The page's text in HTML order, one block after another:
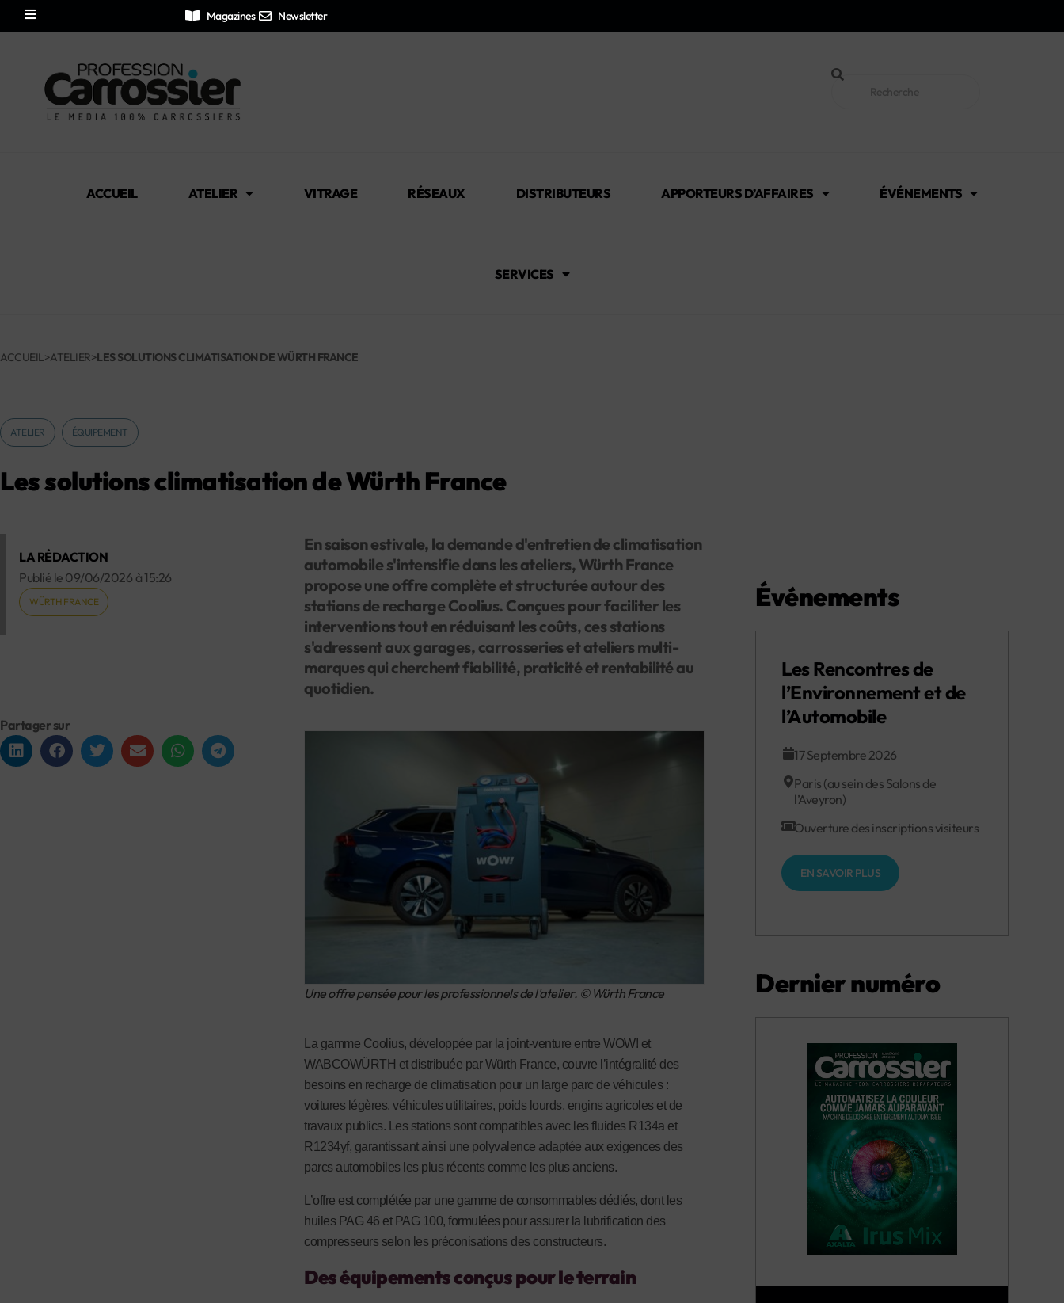
Magazines Newsletter
ACCUEIL ATELIER VITRAGE RÉSEAUX DISTRIBUTEURS APPORTEURS D’AFFAIRES ÉVÉNEMENTS
SERVICES
ACCUEIL >ATELIER>LES SOLUTIONS CLIMATISATION DE WÜRTH FRANCE
ATELIER ÉQUIPEMENT
Les solutions climatisation de Würth France
LA RÉDACTION
Publié le 09/06/2026 à 15:26
WÜRTH FRANCE
Partager sur
En saison estivale, la demande d'entretien de climatisation
automobile s'intensifie dans les ateliers, Würth France
propose une offre complète et structurée autour des
stations de recharge Coolius. Conçues pour faciliter les
interventions tout en réduisant les coûts, ces stations
s'adressent aux garages, carrosseries et ateliers multi-
marques qui cherchent fiabilité, praticité et rentabilité au
quotidien.
Une offre pensée pour les professionnels de l'atelier. © Würth France
La gamme Coolius, développée par la joint-venture entre WOW! et
WABCOWÜRTH et distribuée par Würth France, couvre l’intégralité des
besoins en recharge de climatisation pour un large parc de véhicules :
voitures légères, véhicules utilitaires, poids lourds, engins agricoles et de
travaux publics. Les stations sont compatibles avec les fluides R134a et
R1234yf, garantissant ainsi une polyvalence adaptée aux exigences des
parcs automobiles les plus récents comme les plus anciens.
L’offre est complétée par une gamme de consommables dédiés, dont les
huiles PAG 46 et PAG 100, formulées pour assurer la lubrification des
compresseurs selon les préconisations des constructeurs.
Des équipements conçus pour le terrain
Événements
Les Rencontres de
l’Environnement et de
l’Automobile
17 Septembre 2026
Paris (au sein des Salons de
l’Aveyron)
Ouverture des inscriptions visiteurs
EN SAVOIR PLUS
Dernier numéro